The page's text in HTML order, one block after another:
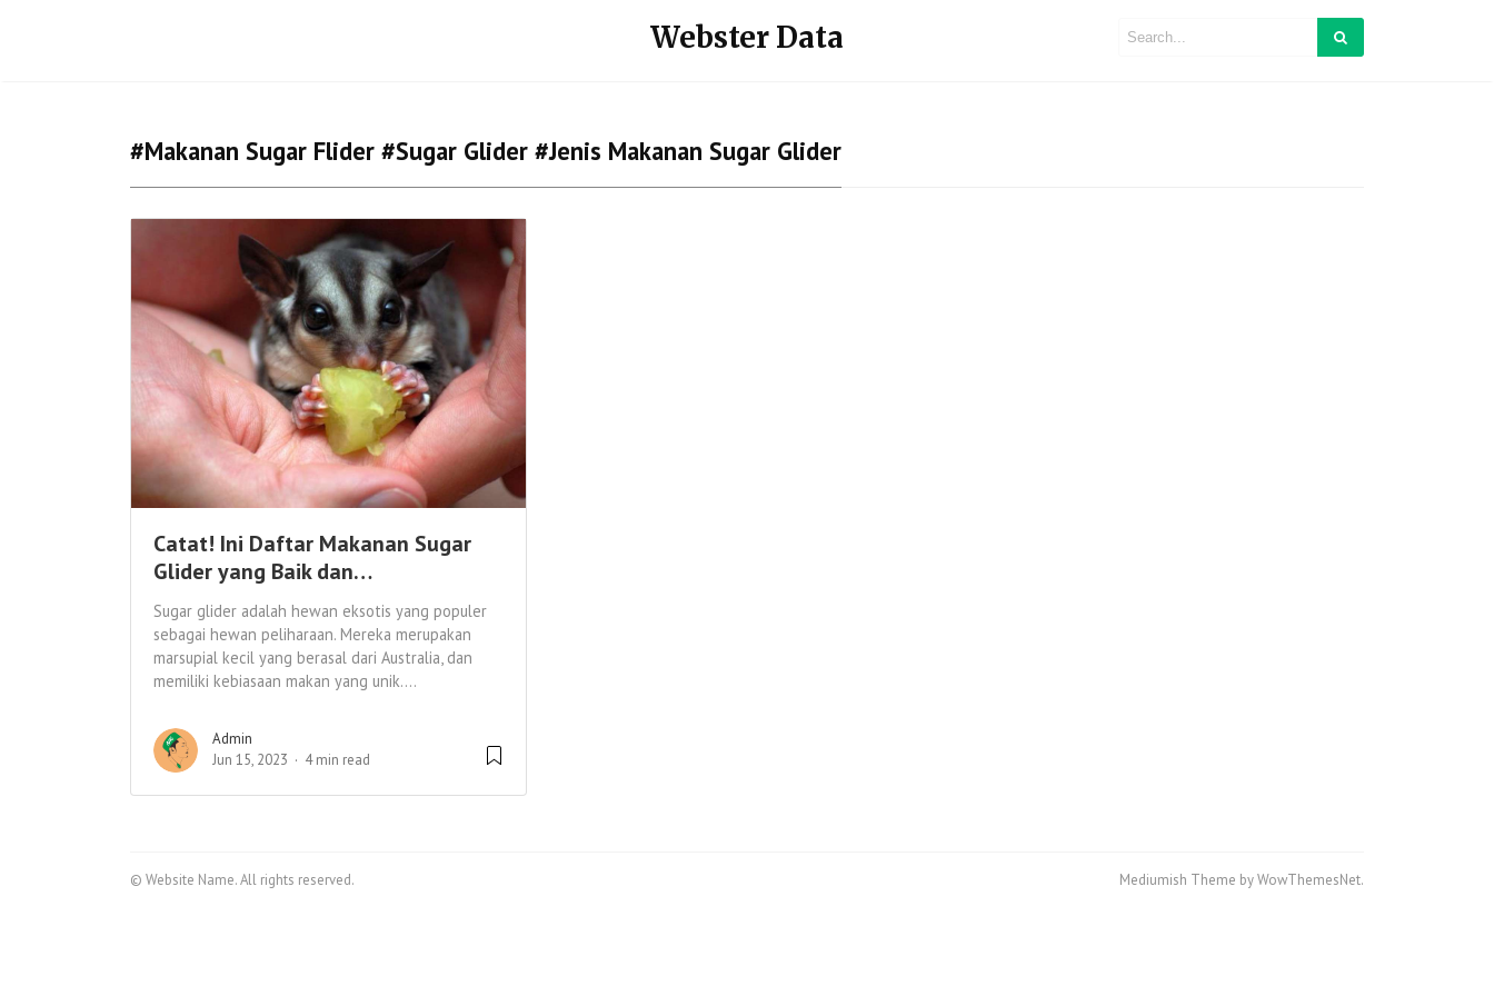
Webster Data
#makanan Sugar Flider #sugar Glider #jenis Makanan Sugar Glider
Catat! Ini Daftar Makanan Sugar
Glider yang Baik dan…
Sugar glider adalah hewan eksotis yang populer
sebagai hewan peliharaan. Mereka merupakan
marsupial kecil yang berasal dari Australia, dan
memiliki kebiasaan makan yang unik....
Admin
Jun 15, 2023
4 min read
© Website Name. All rights reserved. Mediumish Theme by WowThemesNet.